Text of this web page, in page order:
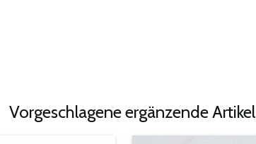
Vorgeschlagene ergänzende Artikel